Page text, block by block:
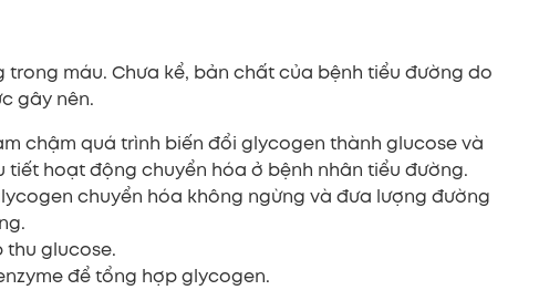
máu. Chưa kể, bản chất của bệnh tiểu đường do
gây nên.
chậm quá trình biến đổi glycogen thành glucose và
hoạt động chuyển hóa ở bệnh nhân tiểu đường.
chuyển hóa không ngừng và đưa lượng đường
glucose.
để tổng hợp glycogen.